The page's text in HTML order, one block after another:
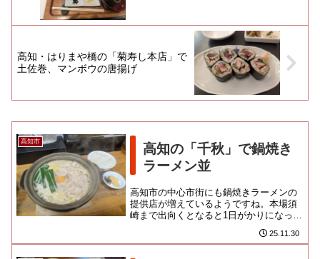
高知・はりまや橋の「菊寿し本店」で
土佐巻、マンボウの唐揚げ
高知市
高知の「千秋」で鍋焼き
ラーメン並
高知市の中心市街にも鍋焼きラーメンの
提供店が増えているようですね。本場須
崎まで出向くとなると1日がかりになって
しまうので、手近なところでいただける
のは助かります。地場の専門...
25.11.30